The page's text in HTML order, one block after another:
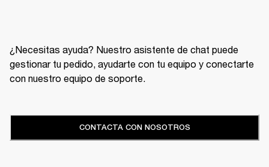
¿Necesitas ayuda? Nuestro asistente de chat puede
gestionar tu pedido, ayudarte con tu equipo y conectarte
con nuestro equipo de soporte.
CONTACTA CON NOSOTROS